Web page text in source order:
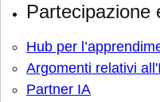
Partecipazione
Hub per
Argomenti relativi
Partner IA